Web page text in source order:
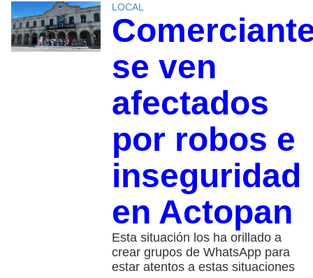
LOCAL
se ven
afectados
por robos e
inseguridad
en Actopan
Esta situación los ha orillado a
crear grupos de WhatsApp para
estar atentos a estas situaciones